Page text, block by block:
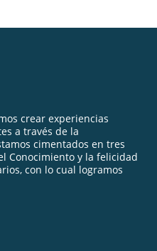
crear experiencias
a través de la
cimentados en tres
Conocimiento y la felicidad
con lo cual logramos